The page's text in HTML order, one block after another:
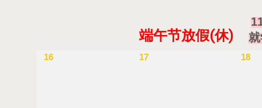
端午节放假(休)
16 17 18